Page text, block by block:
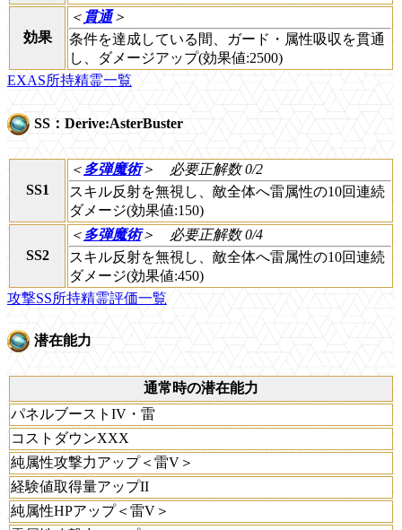
効果
＜ 貫通＞
条件を達成している間、ガード・属性吸収を貫通
し、ダメージアップ(効果値:2500)
EXAS所持精霊一覧
SS：Derive:AsterBuster
SS1
＜ 多弾魔術＞
必要正解数 0/2
スキル反射を無視し、敵全体へ雷属性の10回連続
ダメージ(効果値:150)
SS2
＜ 多弾魔術＞
必要正解数 0/4
スキル反射を無視し、敵全体へ雷属性の10回連続
ダメージ(効果値:450)
攻撃SS所持精霊評価一覧
潜在能力
通常時の潜在能力
パネルブーストIV・雷
コストダウンXXX
純属性攻撃力アップ＜雷V＞
経験値取得量アップII
純属性HPアップ＜雷V＞